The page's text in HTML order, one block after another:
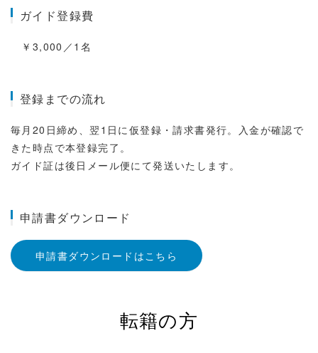
ガイド登録費
￥3,000／1名
登録までの流れ
毎月20日締め、翌1日に仮登録・請求書発行。入金が確認で
きた時点で本登録完了。
ガイド証は後日メール便にて発送いたします。
申請書ダウンロード
申請書ダウンロードはこちら
転籍の方